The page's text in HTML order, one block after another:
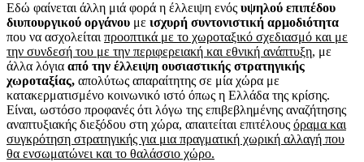
Εδώ φαίνεται άλλη μιά φορά η έλλειψη ενός υψηλού επιπέδου
διυπουργικού οργάνου με ισχυρή συντονιστική αρμοδιότητα
που να ασχολείται προοπτικά με το χωροταξικό σχεδιασμό και με
την συνδεσή του με την περιφερειακή και εθνική ανάπτυξη, με
άλλα λόγια από την έλλειψη ουσιαστικής στρατηγικής
χωροταξίας, απολύτως απαραίτητης σε μία χώρα με
κατακερματισμένο κοινωνικό ιστό όπως η Ελλάδα της κρίσης.
Είναι, ωστόσο προφανές ότι λόγω της επιβεβλημένης αναζήτησης
αναπτυξιακής διεξόδου στη χώρα, απαιτείται επιτέλους όραμα και
συγκρότηση στρατηγικής για μια πραγματική χωρική αλλαγή που
θα ενσωματώνει και το θαλάσσιο χώρο.